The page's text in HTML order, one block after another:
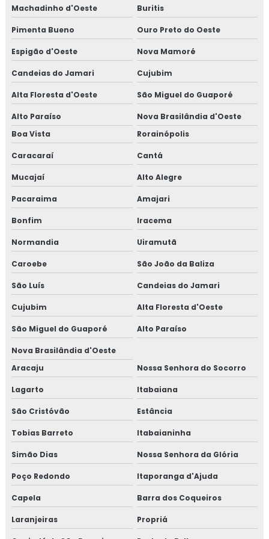
Machadinho d'Oeste Buritis
Pimenta Bueno Ouro Preto do Oeste
Espigão d'Oeste Nova Mamoré
Candeias do Jamari Cujubim
Alta Floresta d'Oeste São Miguel do Guaporé
Alto Paraíso
Nova Brasilândia d'Oeste
Boa Vista
Rorainópolis
Caracaraí Cantá
Mucajaí Alto Alegre
Pacaraima Amajari
Bonfim Iracema
Normandia Uiramutã
Caroebe São João da Baliza
São Luís Candeias do Jamari
Cujubim Alta Floresta d'Oeste
São Miguel do Guaporé Alto Paraíso
Nova Brasilândia d'Oeste
Aracaju
Nossa Senhora do Socorro
Lagarto Itabaiana
São Cristóvão Estância
Tobias Barreto Itabaianinha
Simão Dias Nossa Senhora da Glória
Poço Redondo Itaporanga d'Ajuda
Capela Barra dos Coqueiros
Laranjeiras Propriá